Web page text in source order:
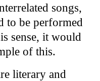
songs,
to be performed
sense, it would
of this.
literary and